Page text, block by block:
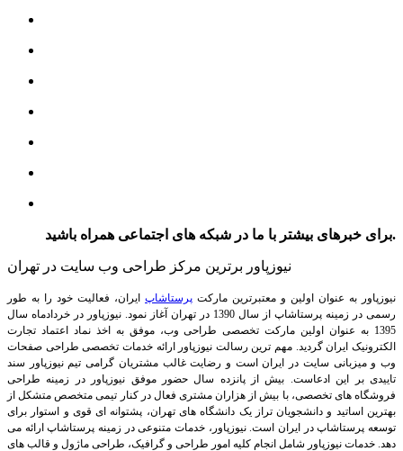
برای خبرهای بیشتر با ما در شبکه های اجتماعی همراه باشید.
نیوزپاور برترین مرکز طراحی وب سایت در تهران
نیوزپاور به عنوان اولین و معتبرترین مارکت پرستاشاپ ایران، فعالیت خود را به طور
رسمی در زمینه پرستاشاپ از سال 1390 در تهران آغاز نمود. نیوزپاور در خردادماه سال
1395 به عنوان اولین مارکت تخصصی طراحی وب، موفق به اخذ نماد اعتماد تجارت
الکترونیک ایران گردید. مهم ترین رسالت نیوزپاور ارائه خدمات تخصصی طراحی صفحات
وب و میزبانی سایت در ایران است و رضایت غالب مشتریان گرامی تیم نیوزپاور سند
تاییدی بر این ادعاست. بیش از پانزده سال حضور موفق نیوزپاور در زمینه طراحی
فروشگاه های تخصصی، با بیش از هزاران مشتری فعال در کنار تیمی متخصص متشکل از
بهترین اساتید و دانشجویان تراز یک دانشگاه های تهران، پشتوانه ای قوی و استوار برای
توسعه پرستاشاپ در ایران است.نیوزپاور، خدمات متنوعی در زمینه پرستاشاپ ارائه می
دهد. خدمات نیوزپاور شامل انجام کلیه امور طراحی و گرافیک، طراحی ماژول و قالب های